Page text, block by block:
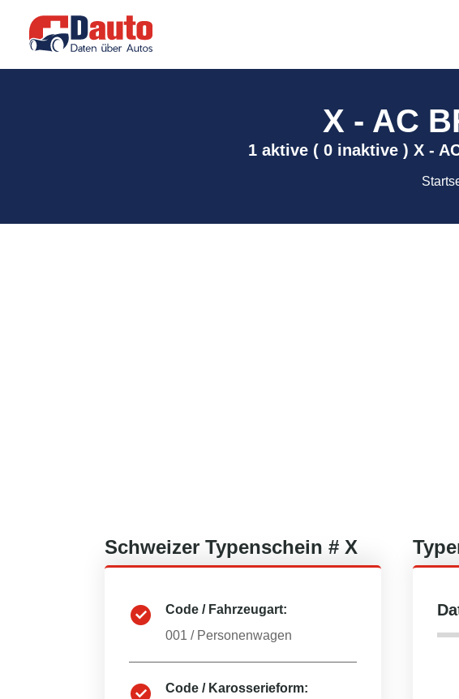
X - AC
1 aktive ( 0 inaktive ) X -
Schweizer Typenschein # X
Code / Fahrzeugart:
001 / Personenwagen
Code / Karosserieform: